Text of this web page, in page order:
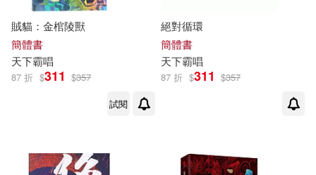
群言出版社(1) 麥田(1)
賊貓：金棺陵獸
簡體書
天下霸唱
87 折 $311 $357
試閱
絕對循環
簡體書
天下霸唱
87 折 $311 $357